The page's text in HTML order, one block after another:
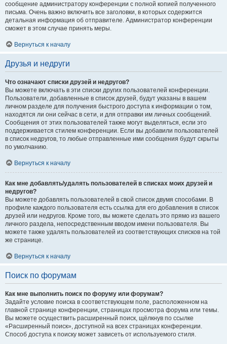
сообщение администратору конференции с полной копией полученного
письма. Очень важно включить все заголовки, в которых содержится
детальная информация об отправителе. Администратор конференции
сможет в этом случае принять меры.
Вернуться к началу
Друзья и недруги
Что означают списки друзей и недругов?
Вы можете включать в эти списки других пользователей конференции.
Пользователи, добавленные в список друзей, будут указаны в вашем
личном разделе для получения быстрого доступа к информации о том,
находятся ли они сейчас в сети, и для отправки им личных сообщений.
Сообщения от этих пользователей также могут выделяться, если это
поддерживается стилем конференции. Если вы добавили пользователей
в список недругов, то любые отправленные ими сообщения будут скрыты
по умолчанию.
Вернуться к началу
Как мне добавлять/удалять пользователей в списках моих друзей и
недругов?
Вы можете добавлять пользователей в свой список двумя способами. В
профиле каждого пользователя есть ссылка для его добавления в список
друзей или недругов. Кроме того, вы можете сделать это прямо из вашего
личного раздела, непосредственным вводом имени пользователя. Вы
можете также удалять пользователей из соответствующих списков на той
же странице.
Вернуться к началу
Поиск по форумам
Как мне выполнить поиск по форуму или форумам?
Задайте условие поиска в соответствующем поле, расположенном на
главной странице конференции, страницах просмотра форума или темы.
Вы можете осуществить расширенный поиск, щёлкнув по ссылке
«Расширенный поиск», доступной на всех страницах конференции.
Способ доступа к поиску может зависеть от используемого стиля.